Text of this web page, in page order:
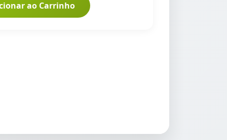
ao Carrinho